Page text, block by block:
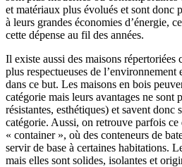
et matériaux plus évolués et sont donc
à leurs grandes économies d’énergie,
cette dépense au fil des années.
Il existe aussi des maisons répertoriées
plus respectueuses de
dans ce but. Les maisons en bois
catégorie mais leurs avantages ne sont
résistantes, esthétiques) et savent donc
catégorie. Aussi, on retrouve parfois ce
« container », où des conteneurs de
servir de base à certaines habitations.
mais elles sont solides, isolantes et